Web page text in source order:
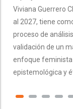
Viviana Guerrero
al 2027, tiene
proceso de
validación de un
enfoque
epistemológica y